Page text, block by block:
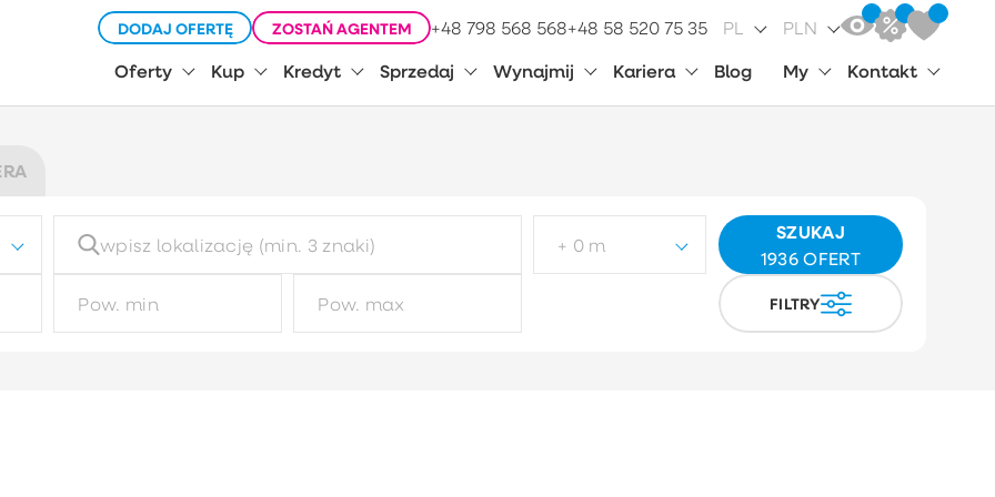
DODAJ OFERTĘ ZOSTAŃ AGENTEM +48 798 568 568+48 58 520 75 35 PL PLN
Oferty Kup Kredyt Sprzedaj Wynajmij Kariera Blog My Kontakt
+ 0 m
SZUKAJ
1936OFERT
FILTRY